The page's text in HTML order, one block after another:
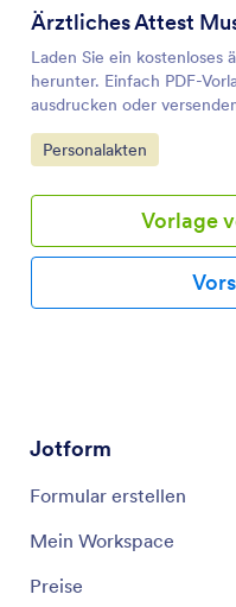
Ärztliches Attest
Laden Sie ein kostenloses
herunter. Einfach PDF-
ausdrucken oder
Zur Kategorie:
Personalakten
Vorlage
Jotform
Formular erstellen
Mein Workspace
Preise